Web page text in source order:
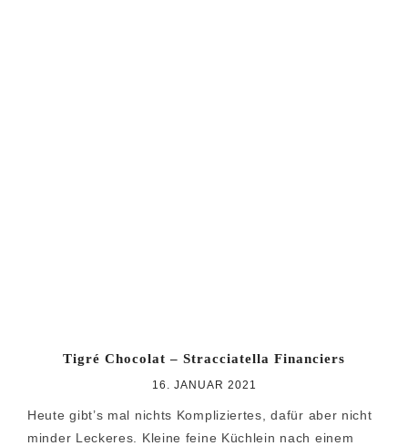
Tigré Chocolat – Stracciatella Financiers
16. JANUAR 2021
Heute gibt’s mal nichts Kompliziertes, dafür aber nicht
minder Leckeres. Kleine feine Küchlein nach einem